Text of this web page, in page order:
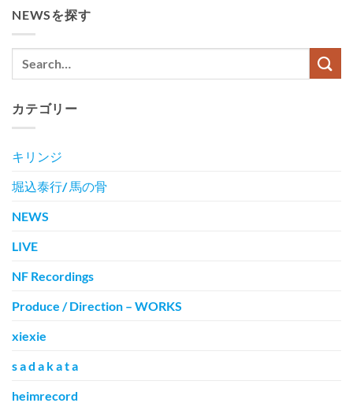
NEWSを探す
カテゴリー
キリンジ
堀込泰行/ 馬の骨
NEWS
LIVE
NF Recordings
Produce / Direction – WORKS
xiexie
s a d a k a t a
heimrecord